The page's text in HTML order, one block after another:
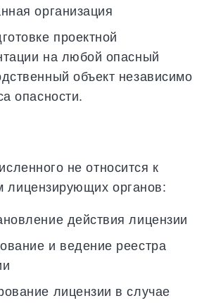
организация
проектной
на любой опасный
объект независимо
опасности.
не относится к
лицензирующих органов:
действия лицензии
и ведение реестра
лицензии в случае